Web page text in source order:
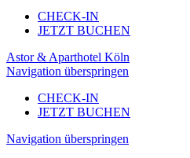
CHECK-IN
JETZT BUCHEN
Astor & Aparthotel Köln
Navigation überspringen
CHECK-IN
JETZT BUCHEN
Navigation überspringen